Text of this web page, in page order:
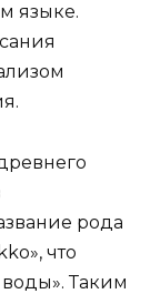
языке.
рода
что
Таким